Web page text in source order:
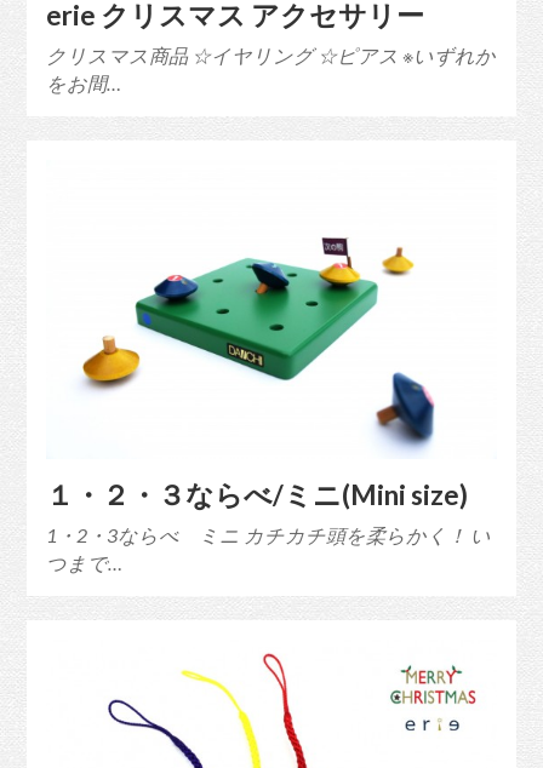
erie クリスマス アクセサリー
クリスマス商品 ☆イヤリング ☆ピアス ※いずれか
をお間…
１・２・３ならべ/ミニ(Mini size)
1・2・3ならべ ミニ カチカチ頭を柔らかく！ い
つまで…